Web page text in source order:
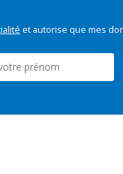
et autorise que mes